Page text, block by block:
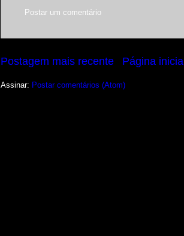
Postar um comentário
Postagem mais recente Página inicial
Assinar: Postar comentários (Atom)